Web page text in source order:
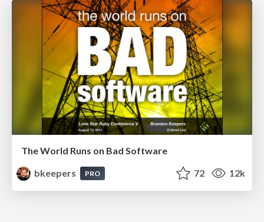
The World Runs on Bad Software
bkeepers
PRO 72 12k